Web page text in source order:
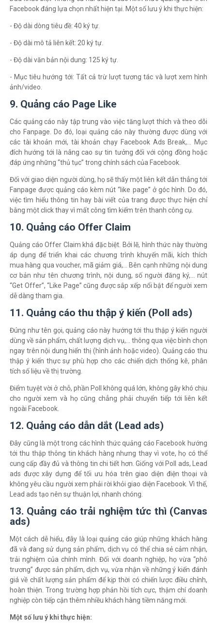
Facebook đáng lựa chọn nhất hiện tại. Một số lưu ý khi thực hiện:
- Độ dài dòng tiêu đề: 40 ký tự.
- Độ dài mô tả liên kết: 20 ký tự.
- Độ dài văn bản nội dung: 125 ký tự.
- Mục tiêu hướng tới: Tất cả trừ lượt tương tác và lượt xem hình
ảnh/video.
9. Quảng cáo Page Like
Các quảng cáo này tập trung vào việc tăng lượt thích và theo dõi
cho Fanpage. Do đó, loại quảng cáo này thường được dùng với
các tài khoản mới, tài khoản chạy Facebook Ads Break,… Mục
đích hướng tới là nâng cao sự tin tưởng đối với cộng đồng hoặc
đáp ứng những “thủ tục” trong chính sách của Facebook.
Đối với giao diện người dùng, họ sẽ thấy một liên kết dẫn thẳng tới
Fanpage được quảng cáo kèm nút “like page” ở góc hình. Do đó,
việc tìm hiểu thông tin hay bài viết của trang được thực hiện chỉ
bằng một click thay vì mất công tìm kiếm trên thanh công cụ.
10. Quảng cáo Offer Claim
Quảng cáo Offer Claim khá đặc biệt. Bởi lẽ, hình thức này thường
áp dụng để triển khai các chương trình khuyến mãi, kích thích
mua hàng qua voucher, mã giảm giá,… Bên cạnh những nội dung
cơ bản như tên chương trình, nội dung, số người đăng ký,… nút
“Get Offer”, “Like Page” cũng được sắp xếp nổi bật để người xem
dễ dàng tham gia.
11. Quảng cáo thu thập ý kiến (Poll ads)
Đúng như tên gọi, quảng cáo này hướng tới thu thập ý kiến người
dùng về sản phẩm, chất lượng dịch vụ,… thông qua việc bình chọn
ngay trên nội dung hiển thị (hình ảnh hoặc video). Quảng cáo thu
thập ý kiến thực sự phù hợp cho các chiến dịch thống kê, phân
tích số liệu về thị trường.
Điểm tuyệt vời ở chỗ, phần Poll không quá lớn, không gây khó chịu
cho người xem và họ cũng chẳng phải chuyển tiếp tới liên kết
ngoài Facebook.
12. Quảng cáo dẫn dắt (Lead ads)
Đây cũng là một trong các hình thức quảng cáo Facebook hướng
tới thu thập thông tin khách hàng nhưng thay vì vote, họ có thể
cung cấp đầy đủ và thông tin chi tiết hơn. Giống với Poll ads, Lead
ads được xây dựng để tối ưu hóa trên giao diện điện thoại và
không yêu cầu người xem phải rời khỏi giao diện Facebook. Vì thế,
Lead ads tạo nên sự thuận lợi, nhanh chóng.
13. Quảng cáo trải nghiệm tức thì (Canvas
ads)
Một cách dễ hiểu, đây là loại quảng cáo giúp những khách hàng
đã và đang sử dụng sản phẩm, dịch vụ có thể chia sẻ cảm nhận,
trải nghiệm của chính mình. Đối với doanh nghiệp, họ vừa “phô
trương” được sản phẩm, dịch vụ, vừa nhận về những ý kiến đánh
giá về chất lượng sản phẩm để kịp thời có chiến lược điều chỉnh,
hoàn thiện. Trong trường hợp phản hồi tích cực, thậm chí doanh
nghiệp còn tiếp cận thêm nhiều khách hàng tiềm năng mới.
Một số lưu ý khi thực hiện: